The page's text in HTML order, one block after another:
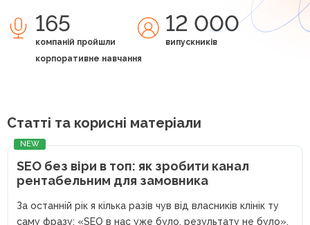
165
компаній пройшли
корпоративне навчання
12 000
випускників
Статті та корисні матеріали
NEW
SEO без віри в топ: як зробити канал
рентабельним для замовника
За останній рік я кілька разів чув від власників клінік ту
саму фразу: «SEO в нас уже було, результату не було».